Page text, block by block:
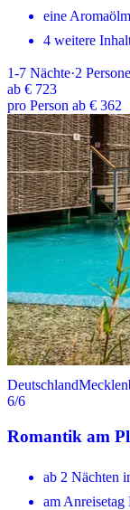
eine
4 weitere
1-7 Nächte·2
ab € 723
pro Person ab € 362
Deutschland
6/6
Romantik am
ab 2 Nächten
am